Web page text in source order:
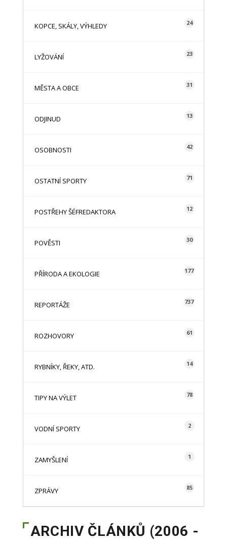
KOPCE, SKÁLY, VÝHLEDY 24
LYŽOVÁNÍ 23
MĚSTA A OBCE 31
ODJINUD 13
OSOBNOSTI 42
OSTATNÍ SPORTY 71
POSTŘEHY ŠÉFREDAKTORA 12
POVĚSTI 30
PŘÍRODA A EKOLOGIE 177
REPORTÁŽE 737
ROZHOVORY 61
RYBNÍKY, ŘEKY, ATD. 14
TIPY NA VÝLET 78
VODNÍ SPORTY 2
ZAMYŠLENÍ 1
ZPRÁVY 85
ARCHIV ČLÁNKŮ (2006 -